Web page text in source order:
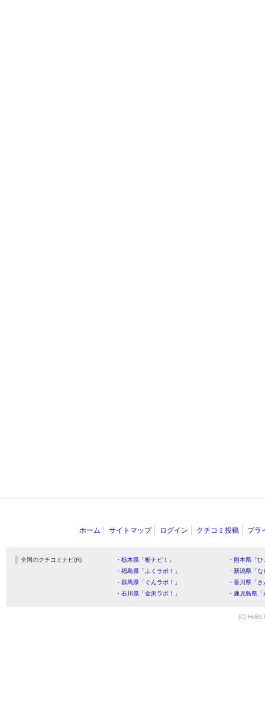
ホーム サイトマップ ログイン クチコミ投稿 プラ
全国のクチコミナビ(R) ・栃木県「栃ナビ！」
・熊本県「
・福島県「ふくラボ！」
・新潟県「
・群馬県「ぐんラボ！」
・香川県「
・石川県「金沢ラボ！」
・鹿児島県
(C) HitBit